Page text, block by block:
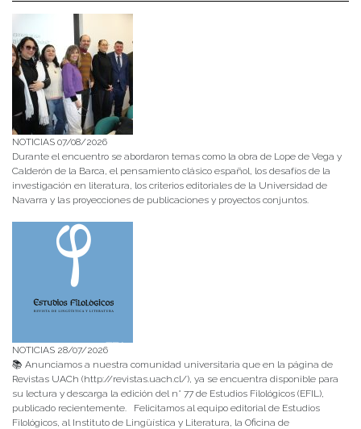
NOTICIAS 07/08/2026
Durante el encuentro se abordaron temas como la obra de Lope de Vega y
Calderón de la Barca, el pensamiento clásico español, los desafíos de la
investigación en literatura, los criterios editoriales de la Universidad de
Navarra y las proyecciones de publicaciones y proyectos conjuntos.
NOTICIAS 28/07/2026
📚 Anunciamos a nuestra comunidad universitaria que en la página de
Revistas UACh (http://revistas.uach.cl/), ya se encuentra disponible para
su lectura y descarga la edición del n° 77 de Estudios Filológicos (EFIL),
publicado recientemente. Felicitamos al equipo editorial de Estudios
Filológicos, al Instituto de Lingüística y Literatura, la Oficina de